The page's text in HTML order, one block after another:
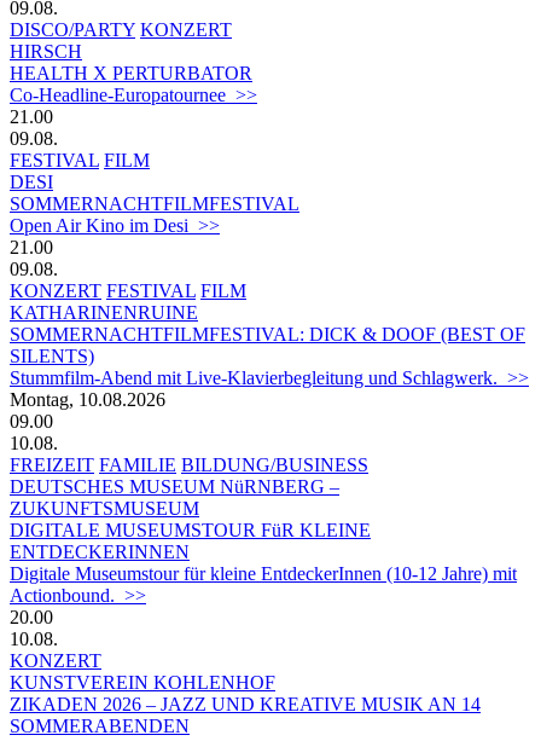
09.08.
DISCO/PARTY KONZERT
HIRSCH
HEALTH X PERTURBATOR
Co-Headline-Europatournee >>
21.00
09.08.
FESTIVAL FILM
DESI
SOMMERNACHTFILMFESTIVAL
Open Air Kino im Desi >>
21.00
09.08.
KONZERT FESTIVAL FILM
KATHARINENRUINE
SOMMERNACHTFILMFESTIVAL: DICK & DOOF (BEST OF
SILENTS)
Stummfilm-Abend mit Live-Klavierbegleitung und Schlagwerk. >>
Montag, 10.08.2026
09.00
10.08.
FREIZEIT FAMILIE BILDUNG/BUSINESS
DEUTSCHES MUSEUM NüRNBERG –
ZUKUNFTSMUSEUM
DIGITALE MUSEUMSTOUR FüR KLEINE
ENTDECKERINNEN
Digitale Museumstour für kleine EntdeckerInnen (10-12 Jahre) mit
Actionbound. >>
20.00
10.08.
KONZERT
KUNSTVEREIN KOHLENHOF
ZIKADEN 2026 – JAZZ UND KREATIVE MUSIK AN 14
SOMMERABENDEN